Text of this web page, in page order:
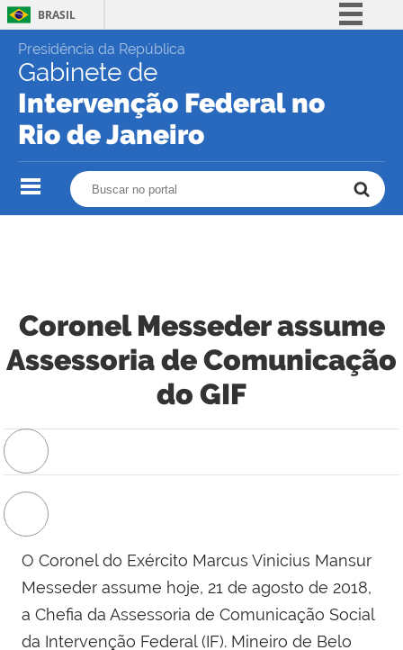
BRASIL
Participe
Legislação
to
content.
Skip
to
navigation
Gabinete de
Intervenção Federal no
Rio de Janeiro
Presidência da República
Coronel Messeder assume
Assessoria de Comunicação
do GIF
O Coronel do Exército Marcus Vinicius Mansur
Messeder assume hoje, 21 de agosto de 2018,
a Chefia da Assessoria de Comunicação Social
da Intervenção Federal (IF). Mineiro de Belo